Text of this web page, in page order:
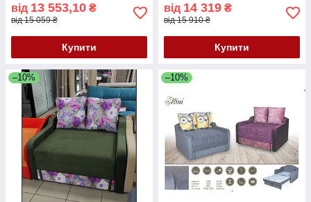
від 13 553,10 ₴
від 15 059 ₴
Купити
від 14 319 ₴
від 15 910 ₴
Купити
–10% –10%